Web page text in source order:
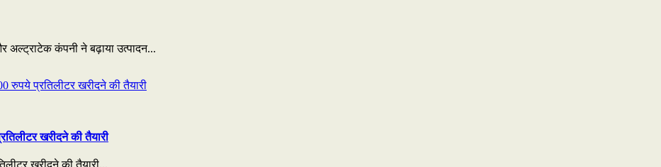
अल्ट्राटेक कंपनी ने बढ़ाया उत्पादन...
खरीदने की तैयारी